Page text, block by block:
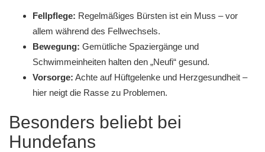
Fellpflege: Regelmäßiges Bürsten ist ein Muss – vor
allem während des Fellwechsels.
Bewegung: Gemütliche Spaziergänge und
Schwimmeinheiten halten den „Neufi“ gesund.
Vorsorge: Achte auf Hüftgelenke und Herzgesundheit –
hier neigt die Rasse zu Problemen.
Besonders beliebt bei
Hundefans